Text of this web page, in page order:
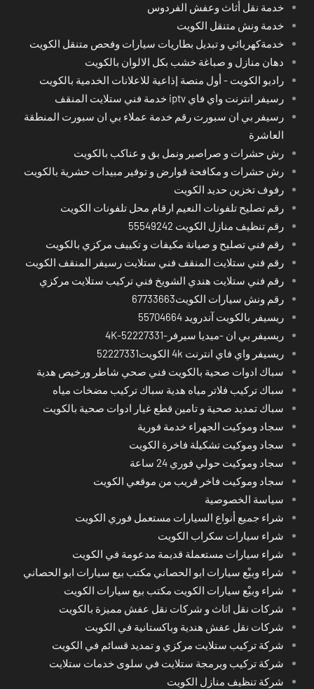
خدمة نقل أثاث وعفش الفردوس
خدمة ونش متنقل الكويت
خدمةكهربائي و تبديل بطاريات سيارات وفحص متنقل الكويت
دهان منازل و صباغة خشب بكل الالوان بالكويت
راديو الكويت - أول منصة إذاعية للاعلانات الخدمية بالكويت
رسيفر انترنت واي فاي iptv خدمة فني ستلايت المنقف
رسيفر بي ان سبورت رقم خدمة عملاء بي ان سبورت المنطقة
العاشرة
رش حشرات و صراصير ونمل بق و عناكب بالكويت
رش حشرات و مكافحة قوارض و توفير مبيدات حشرية بالكويت
رفوف تخزين حديد الكويت
رقم تصليح تلفونات النعيم ارقام محل تلفونات الكويت
رقم تنظيف منازل الكويت 55549242
رقم فني تصليح و صيانة مكيفات و تكييف مركزي بالكويت
رقم فني ستلايت المنقف فني ستلايت رسيفر المنقف الكويت
رقم فني ستلايت هندي الشويخ فني تركيب ستلايت مركزي
رقم ونش سيارات الكويت67733663
ريسيفر بالكويت آندرويد 55704664
ريسيفر بي ان -ميديا سيرفر-4K-52227331
ريسيفر واي فاي انترنت 4k الكويت52227331
سباك ادوات صحية بالكويت فني صحي شاطر ورخيص هدية
سباك تركيب فلاتر مياه هدية سباك تركيب مضخات مياه
سباك تمديد صحية و تامين قطع غيار ادوات صحية بالكويت
سجاد وموكيت الجهراء خدمة فورية
سجاد وموكيت تشكيلة فاخرة الكويت
سجاد وموكيت حولي فوري 24 ساعة
سجاد وموكيت فاخر قريب من موقعي الكويت
سياسة الخصوصية
شراء جميع أنواع السيارات مستعمل فوري الكويت
شراء سيارات سكراب الكويت
شراء سيارات مستعملة قديمة مدعومة في الكويت
شراء وبيْع سيارات ابو الحصاني مكتب بيع سيارات ابو الحصاني
شراء وبيْع سيارات الكويت مكتب بيع سيارات الكويت
شركات نقل اثاث و شركات نقل عفش مميزة بالكويت
شركات نقل عفش هندية وباكستانية في الكويت
شركة تركيب ستلايت مركزي و تمديد قسائم في الكويت
شركة تركيب وبرمجة ستلايت في سلوى خدمات ستلايت
شركة تنظيف منازل الكويت